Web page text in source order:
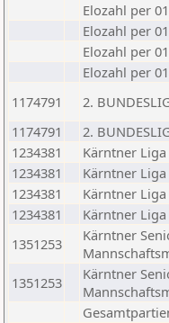
Elozahl per
Elozahl per
Elozahl per
Elozahl per
1174791
2.
1174791
2.
1234381
Kärntner Liga
1234381
Kärntner Liga
1234381
Kärntner Liga
1234381
Kärntner Liga
1351253
Kärntner
1351253
Kärntner